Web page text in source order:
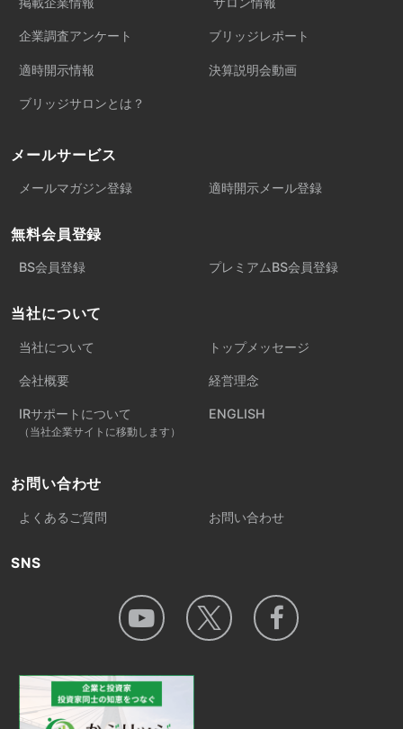
企業調査アンケート ブリッジレポート
適時開示情報 決算説明会動画
ブリッジサロンとは？
メールサービス
メールマガジン登録 適時開示メール登録
無料会員登録
BS会員登録 プレミアムBS会員登録
当社について
当社について トップメッセージ
会社概要 経営理念
IRサポートについて
（当社企業サイトに移動します）
ENGLISH
お問い合わせ
よくあるご質問 お問い合わせ
SNS